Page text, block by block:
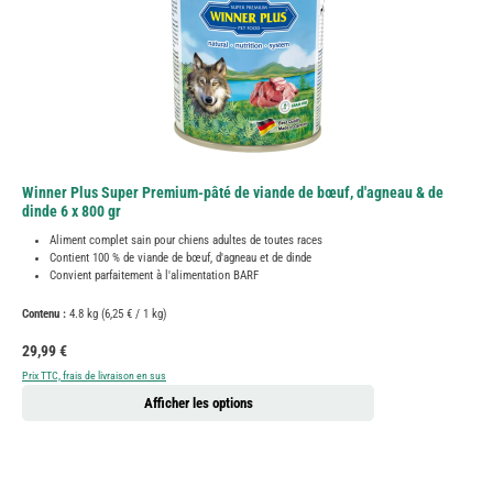
Winner Plus Super Premium-pâté de viande de bœuf, d'agneau & de
dinde 6 x 800 gr
Aliment complet sain pour chiens adultes de toutes races
Contient 100 % de viande de bœuf, d'agneau et de dinde
Convient parfaitement à l'alimentation BARF
Contenu : 4.8 kg (6,25 € / 1 kg)
Prix régulier :
29,99 €
Prix TTC, frais de livraison en sus
Afficher les options